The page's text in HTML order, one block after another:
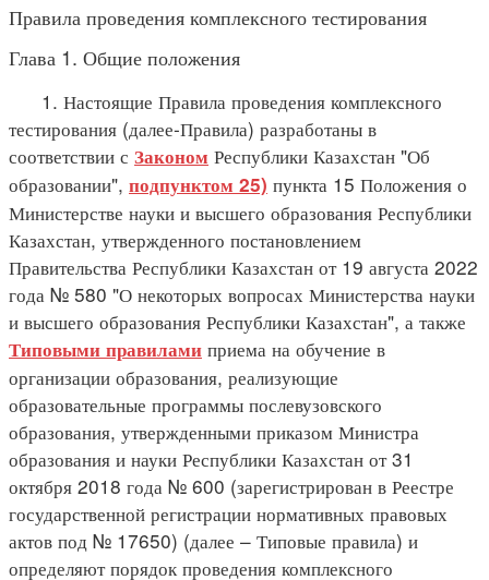
Правила проведения комплексного тестирования
Глава 1. Общие положения
1. Настоящие Правила проведения комплексного
тестирования (далее-Правила) разработаны в
соответствии с Законом Республики Казахстан "Об
образовании", подпунктом 25) пункта 15 Положения о
Министерстве науки и высшего образования Республики
Казахстан, утвержденного постановлением
Правительства Республики Казахстан от 19 августа 2022
года № 580 "О некоторых вопросах Министерства науки
и высшего образования Республики Казахстан", а также
Типовыми правилами приема на обучение в
организации образования, реализующие
образовательные программы послевузовского
образования, утвержденными приказом Министра
образования и науки Республики Казахстан от 31
октября 2018 года № 600 (зарегистрирован в Реестре
государственной регистрации нормативных правовых
актов под № 17650) (далее – Типовые правила) и
определяют порядок проведения комплексного